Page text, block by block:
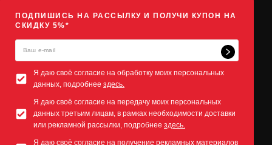
ПОДПИШИСЬ НА РАССЫЛКУ И ПОЛУЧИ КУПОН НА
СКИДКУ 5%*
Я даю своё согласие на обработку моих персональных
данных, подробнее здесь.
Я даю своё согласие на передачу моих персональных
данных третьим лицам, в рамках необходимости доставки
или рекламной рассылки, подробнее здесь.
Я даю своё согласие на получение рекламных материалов